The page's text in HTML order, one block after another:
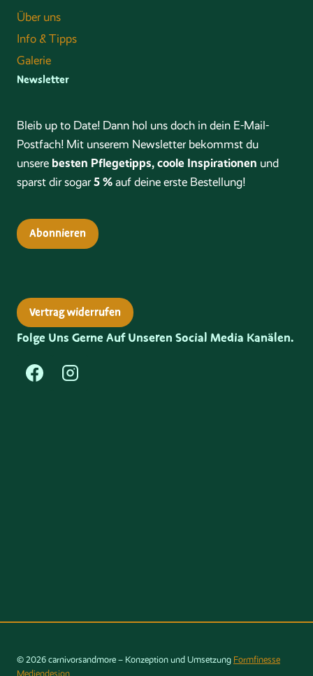
Über uns
Info & Tipps
Galerie
Newsletter
Bleib up to Date! Dann hol uns doch in dein E-Mail-
Postfach! Mit unserem Newsletter bekommst du
unsere besten Pflegetipps, coole Inspirationen und
sparst dir sogar5 % auf deine erste Bestellung!
Abonnieren
Vertrag widerrufen
Folge Uns Gerne Auf Unseren Social Media Kanälen.
© 2026 carnivorsandmore – Konzeption und Umsetzung Formfinesse
Mediendesign